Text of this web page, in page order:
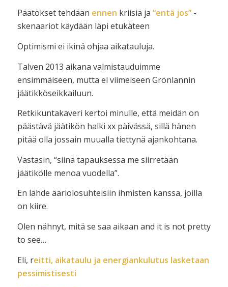
Päätökset tehdään ennen kriisiä ja “entä jos”-
skenaariot käydään läpi etukäteen
Optimismi ei ikinä ohjaa aikatauluja.
Talven 2013 aikana valmistauduimme
ensimmäiseen, mutta ei viimeiseen Grönlannin
jäätikköseikkailuun.
Retkikuntakaveri kertoi minulle, että meidän on
päästävä jäätikön halki xx päivässä, sillä hänen
pitää olla jossain muualla tiettynä ajankohtana.
Vastasin, “siinä tapauksessa me siirretään
jäätikölle menoa vuodella”.
En lähde ääriolosuhteisiin ihmisten kanssa, joilla
on kiire.
Olen nähnyt, mitä se saa aikaan and it is not pretty
to see…
Eli, reitti, aikataulu ja energiankulutus lasketaan
pessimistisesti